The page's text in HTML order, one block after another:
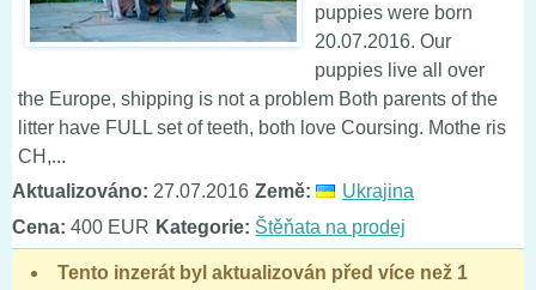
puppies were born
20.07.2016. Our
puppies live all over
the Europe, shipping is not a problem Both parents of the
litter have FULL set of teeth, both love Coursing. Mothe ris
CH,...
Aktualizováno: 27.07.2016 Země:
Ukrajina
Cena: 400 EUR Kategorie: Štěňata na prodej
Tento inzerát byl aktualizován před více než 1